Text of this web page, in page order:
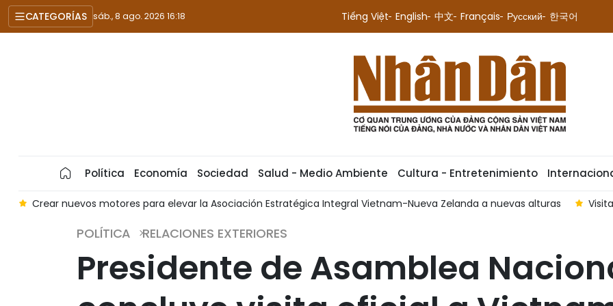
CATEGORÍAS sáb., 8 ago. 2026 16:18 Tiếng Việt English 中文 Français Русский 한국어
Política Economía Sociedad Salud - Medio Ambiente Cultura - Entretenimiento
Crear nuevos motores para elevar la Asociación Estratégica Integral Vietnam-Nueva Zelanda a nuevas alturas
POLÍTICA RELACIONES EXTERIORES
Presidente de Asamblea